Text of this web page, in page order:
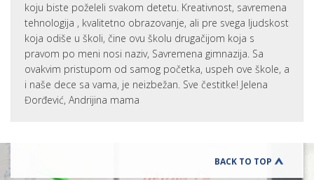
koju biste poželeli svakom detetu. Kreativnost, savremena
tehnologija , kvalitetno obrazovanje, ali pre svega ljudskost
koja odiše u školi, čine ovu školu drugačijom koja s
pravom po meni nosi naziv, Savremena gimnazija. Sa
ovakvim pristupom od samog početka, uspeh ove škole, a
i naše dece sa vama, je neizbežan. Sve čestitke! Jelena
Đorđević, Andrijina mama
BACK TO TOP